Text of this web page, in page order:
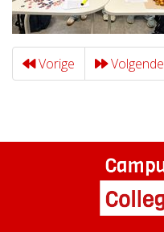
Vorige Volgende